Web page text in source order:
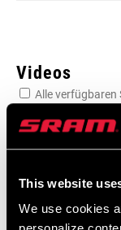
This website
We use cookies
Videos
Alle verfügbaren